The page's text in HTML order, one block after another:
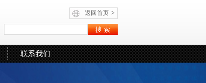
返回首页 >
联系我们